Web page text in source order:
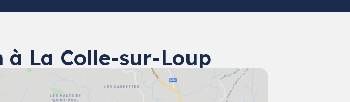
La Colle-sur-Loup